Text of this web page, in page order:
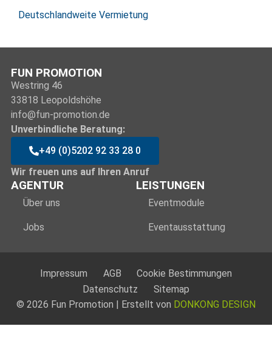
Deutschlandweite Vermietung
FUN PROMOTION
Westring 46
33818 Leopoldshöhe
info@fun-promotion.de
Unverbindliche Beratung:
+49 (0)5202 92 33 28 0
Wir freuen uns auf Ihren Anruf
AGENTUR
Über uns
Jobs
LEISTUNGEN
Eventmodule
Eventausstattung
© 2026 Fun Promotion | Erstellt von DONKONG DESIGN
Impressum AGB
Cookie Bestimmungen
Datenschutz
Sitemap